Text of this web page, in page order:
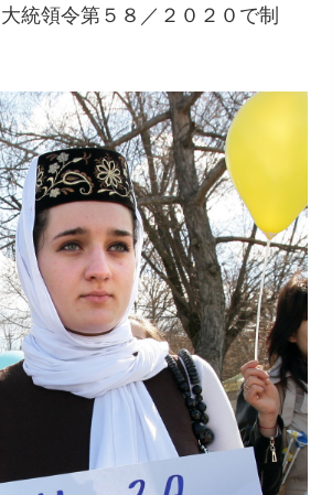
統領令第５８／２０２０で制